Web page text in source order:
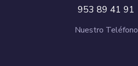
953 89 41 91
Nuestro Teléfono